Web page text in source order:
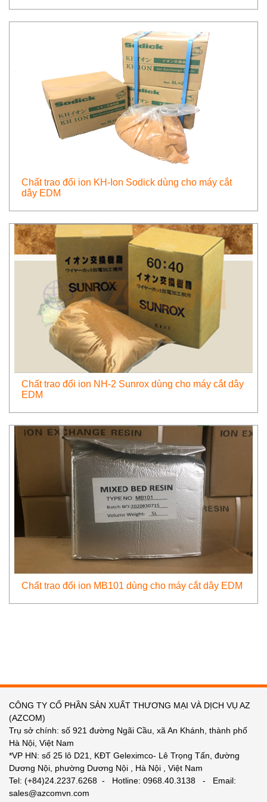
Chất trao đổi ion KH-Ion Sodick dùng cho máy cắt
dây EDM
Chất trao đổi ion NH-2 Sunrox dùng cho máy cắt dây
EDM
Chất trao đổi ion MB101 dùng cho máy cắt dây EDM
CÔNG TY CỔ PHẦN SẢN XUẤT THƯƠNG MẠI VÀ DỊCH VỤ AZ
(AZCOM)
Trụ sở chính: số 921 đường Ngãi Cầu, xã An Khánh, thành phố
Hà Nội, Việt Nam
*VP HN: số 25 lô D21, KĐT Geleximco- Lê Trọng Tấn, đường
Dương Nội, phường Dương Nội , Hà Nội , Việt Nam
Tel: (+84)24.2237.6268 - Hotline: 0968.40.3138 - Email:
sales@azcomvn.com